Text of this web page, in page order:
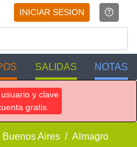
INICIAR SESION
SALIDAS NOTAS
y clave
gratis.
Aires Almagro